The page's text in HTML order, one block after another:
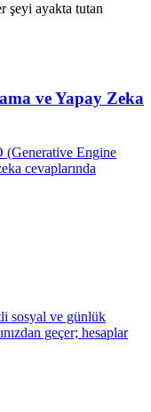
şeyi ayakta tutan
ve Yapay Zeka
(Generative Engine
cevaplarında
sosyal ve günlük
geçer; hesaplar